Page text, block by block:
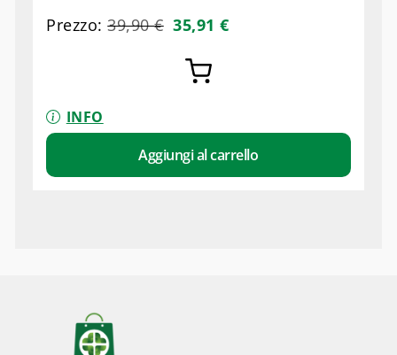
Prezzo:39,90€ 35,91€
INFO
Aggiungi al carrello